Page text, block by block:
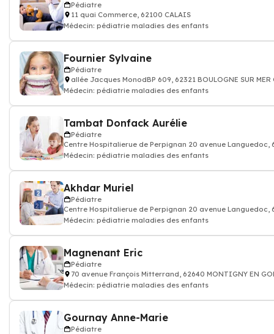
Pédiatre
11 quai Commerce, 62100 CALAIS
Médecin: pédiatrie maladies des enfants
Fournier Sylvaine
Pédiatre
allée Jacques MonodBP 609, 62321 BOULOGNE SUR MER
Médecin: pédiatrie maladies des enfants
Tambat Donfack Aurélie
Pédiatre
Centre Hospitalierue de Perpignan 20 avenue Languedoc,
Médecin: pédiatrie maladies des enfants
Akhdar Muriel
Pédiatre
Centre Hospitalierue de Perpignan 20 avenue Languedoc,
Médecin: pédiatrie maladies des enfants
Magnenant Eric
Pédiatre
70 avenue François Mitterrand, 62640 MONTIGNY EN
Médecin: pédiatrie maladies des enfants
Gournay Anne-Marie
Pédiatre